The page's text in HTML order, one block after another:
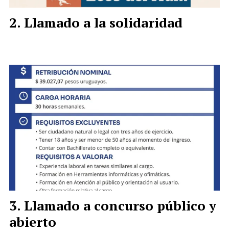
Llamado a la solidaridad
Llamado a concurso público y
abierto